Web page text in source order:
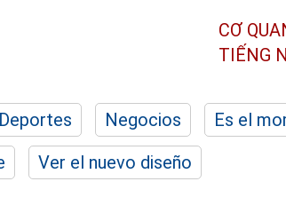
CƠ
TIẾNG
Deportes Negocios Es el
Ver el nuevo diseño